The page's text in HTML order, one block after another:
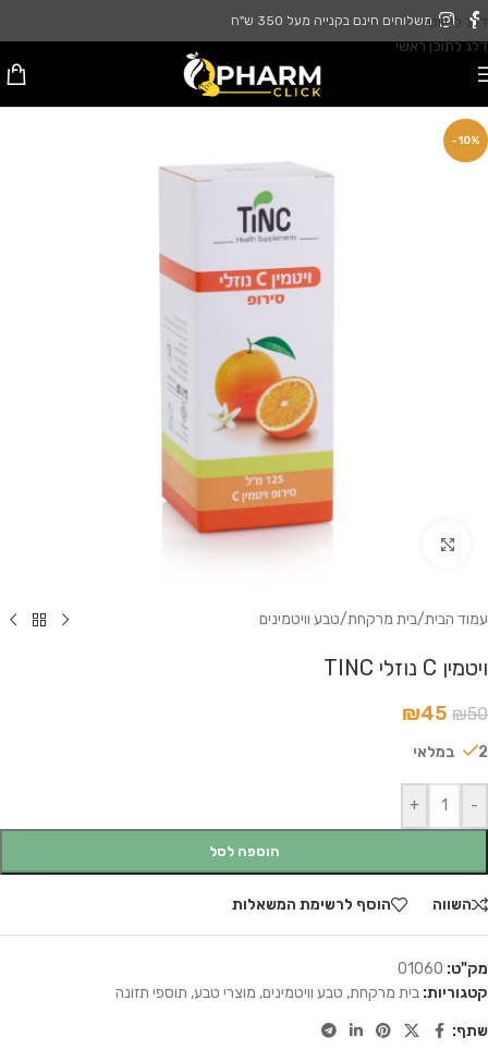
דלג לניווט
דלג לתוכן ראשי
משלוחים חינם בקנייה מעל 350 ש"ח
-10%
עמוד הבית/בית מרקחת/טבע וויטמינים
ויטמין C נוזלי TINC
₪50
₪45
2 במלאי
-
+
הוספה לסל
השווה הוסף לרשימת המשאלות
מק"ט: 01060
קטגוריות: בית מרקחת, טבע וויטמינים, מוצרי טבע, תוספי תזונה
שתף: